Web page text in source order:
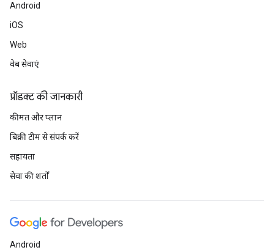
Android
iOS
Web
वेब सेवाएं
प्रॉडक्ट की जानकारी
कीमत और प्लान
बिक्री टीम से संपर्क करें
सहायता
सेवा की शर्तों
Android